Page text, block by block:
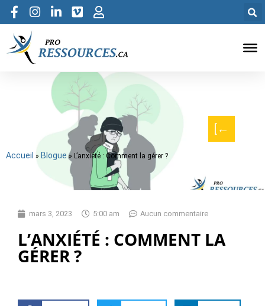
[←
Accueil » Blogue » L’anxiété : Comment la gérer ?
mars 3, 2023 5:00 am Aucun commentaire
L’ANXIÉTÉ : COMMENT LA
GÉRER ?